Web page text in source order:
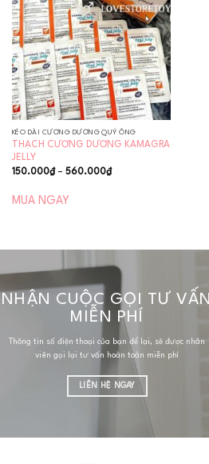
wishlist
KÉO DÀI CƯƠNG DƯƠNG QUÝ ÔNG
THẠCH CƯƠNG DƯƠNG KAMAGRA
JELLY
150.000₫ – 560.000₫Khoảng
MUA NGAY
NHẬN CUỘC GỌI TƯ VẤN
MIỄN PHÍ
Thông tin số điện thoại của bạn để lại, sẽ được nhân
viên gọi lại tư vấn hoàn toàn miễn phí
LIÊN HỆ NGAY